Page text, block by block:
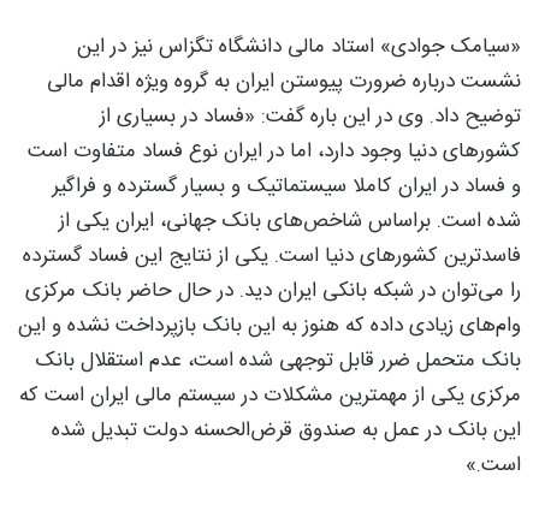
«سیامک جوادی» استاد مالی دانشگاه تگزاس نیز در این
نشست درباره ضرورت پیوستن ایران به گروه‌ ویژه اقدام مالی
توضیح داد. وی در این باره گفت: «فساد در بسیاری از
کشورهای دنیا وجود دارد، اما در ایران نوع فساد متفاوت است
و فساد در ایران کاملا سیستماتیک و بسیار گسترده و فراگیر
شده است. براساس شاخص‌های بانک جهانی، ایران یکی از
فاسدترین کشورهای دنیا است. یکی از نتایج این فساد گسترده
را می‌توان در شبکه بانکی ایران دید. در حال حاضر بانک مرکزی
وام‌های زیادی داده که هنوز به این بانک بازپرداخت نشده و این
بانک متحمل ضرر قابل توجهی شده است، عدم استقلال بانک
مرکزی یکی از مهمترین مشکلات در سیستم مالی ایران است که
این بانک در عمل به صندوق قرض‌الحسنه دولت تبدیل شده
است.»